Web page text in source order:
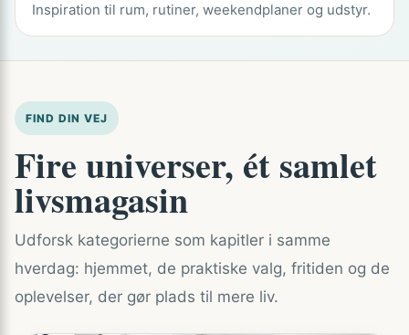
Inspiration til rum, rutiner, weekendplaner og udstyr.
FIND DIN VEJ
Fire universer, ét samlet
livsmagasin
Udforsk kategorierne som kapitler i samme
hverdag: hjemmet, de praktiske valg, fritiden og de
oplevelser, der gør plads til mere liv.